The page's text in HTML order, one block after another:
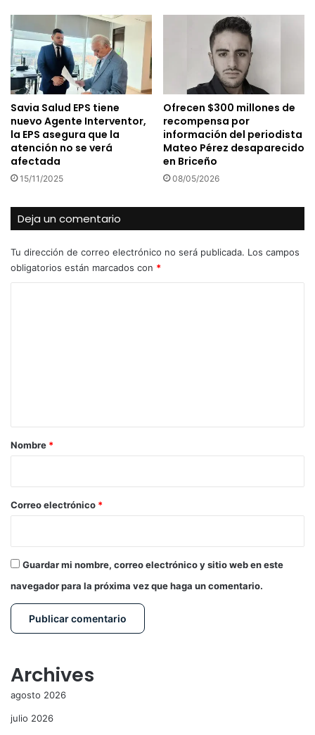
Savia Salud EPS tiene
nuevo Agente Interventor,
la EPS asegura que la
atención no se verá
afectada
15/11/2025
Ofrecen $300 millones de
recompensa por
información del periodista
Mateo Pérez desaparecido
en Briceño
08/05/2026
Deja un comentario
Tu dirección de correo electrónico no será publicada. Los campos
obligatorios están marcados con *
r
*
Nombre *
Correo electrónico *
Guardar mi nombre, correo electrónico y sitio web en este
navegador para la próxima vez que haga un comentario.
Archives
agosto 2026
julio 2026